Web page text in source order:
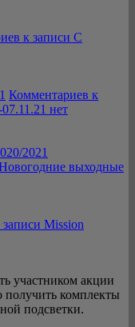
к записи С
Комментариев к
нет
2021
выходные
записи Mission
участником акции
получить комплекты
подсветки.